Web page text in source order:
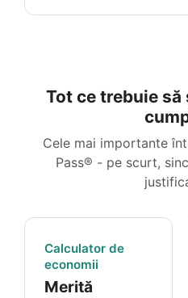
Tot ce trebuie
Cele mai importante
Pass® - pe scurt,
Calculator de
economii
Merită